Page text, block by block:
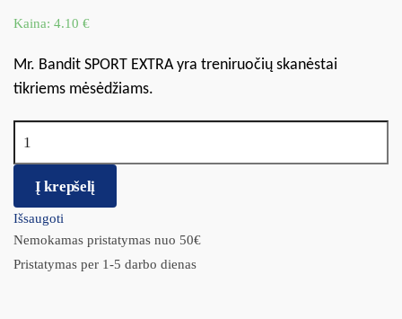
Kaina: 4.10 €
Mr. Bandit SPORT EXTRA yra treniruočių skanėstai
tikriems mėsėdžiams.
Į krepšelį
Išsaugoti
Nemokamas pristatymas nuo 50€
Pristatymas per 1-5 darbo dienas